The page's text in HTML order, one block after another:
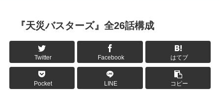
『天災バスターズ』全26話構成
Twitter Facebook はてブ
Pocket LINE コピー